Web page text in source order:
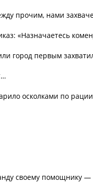
прочим, нами
«Назначаетесь
город первым
осколками по
своему помощнику —